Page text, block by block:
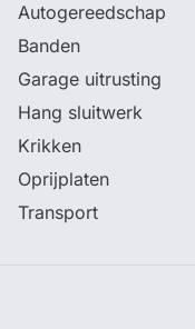
Autogereedschap
Banden
Garage uitrusting
Hang sluitwerk
Krikken
Oprijplaten
Transport